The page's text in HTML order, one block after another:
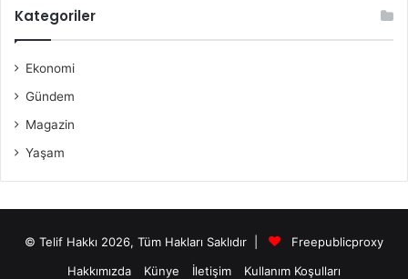
Kategoriler
Ekonomi
Gündem
Magazin
Yaşam
© Telif Hakkı 2026, Tüm Hakları Saklıdır |
Freepublicproxy
Hakkımızda
Künye İletişim Kullanım Koşulları